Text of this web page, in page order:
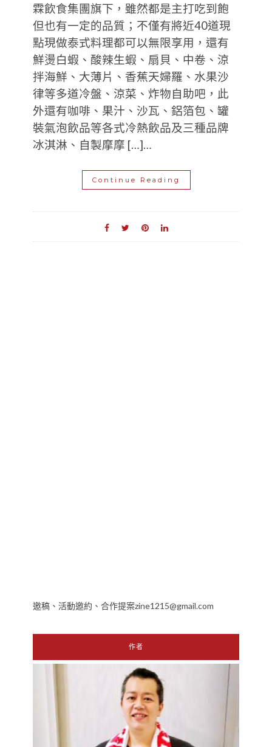
霖飲食集團旗下，雖然都是主打吃到飽
但也有一定的品質；不僅有將近40道現
點現做泰式料理都可以無限享用，還有
鮮燙白蝦、酸辣生蝦、扇貝、中卷、涼
拌海鮮、大薄片、香蕉天婦羅、水果沙
律等多道冷盤、涼菜、炸物自助吧，此
外還有咖啡、果汁、沙瓦、鋁箔包、罐
裝氣泡飲品等各式冷熱飲品及三種品牌
冰淇淋、自製摩摩 […]…
Continue Reading
邀稿、活動邀約、合作提案zine1215@gmail.com
作者